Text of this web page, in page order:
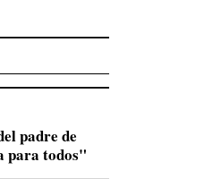
padre de
para todos"